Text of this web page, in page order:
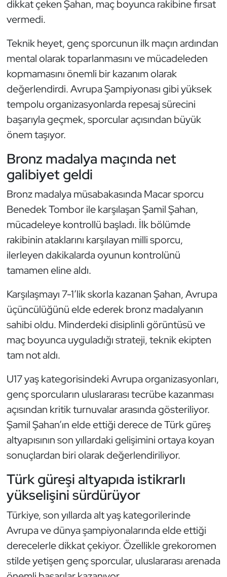
dikkat çeken Şahan, maç boyunca rakibine fırsat
vermedi.
Teknik heyet, genç sporcunun ilk maçın ardından
mental olarak toparlanmasını ve mücadeleden
kopmamasını önemli bir kazanım olarak
değerlendirdi. Avrupa Şampiyonası gibi yüksek
tempolu organizasyonlarda repesaj sürecini
başarıyla geçmek, sporcular açısından büyük
önem taşıyor.
Bronz madalya maçında net
galibiyet geldi
Bronz madalya müsabakasında Macar sporcu
Benedek Tombor ile karşılaşan Şamil Şahan,
mücadeleye kontrollü başladı. İlk bölümde
rakibinin ataklarını karşılayan milli sporcu,
ilerleyen dakikalarda oyunun kontrolünü
tamamen eline aldı.
Karşılaşmayı 7-1’lik skorla kazanan Şahan, Avrupa
üçüncülüğünü elde ederek bronz madalyanın
sahibi oldu. Minderdeki disiplinli görüntüsü ve
maç boyunca uyguladığı strateji, teknik ekipten
tam not aldı.
U17 yaş kategorisindeki Avrupa organizasyonları,
genç sporcuların uluslararası tecrübe kazanması
açısından kritik turnuvalar arasında gösteriliyor.
Şamil Şahan’ın elde ettiği derece de Türk güreş
altyapısının son yıllardaki gelişimini ortaya koyan
sonuçlardan biri olarak değerlendiriliyor.
Türk güreşi altyapıda istikrarlı
yükselişini sürdürüyor
Türkiye, son yıllarda alt yaş kategorilerinde
Avrupa ve dünya şampiyonalarında elde ettiği
derecelerle dikkat çekiyor. Özellikle grekoromen
stilde yetişen genç sporcular, uluslararası arenada
Modern Pentatlon
Muay Thai
Okçuluk
Optimist
Oryantiring
Özel Sporcular
Paralimpik
Ragbi
Satranç
Su Topu
Sualtı Sporları
Tekvando
Tenis
Voleybol
Vücut Geliştirme Fitness
Wushu Kungfu
Yelken
Yüzme